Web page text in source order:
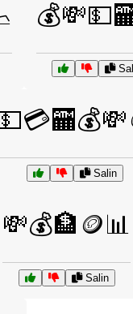
Salin
💸💰🏦🪙📊
Salin